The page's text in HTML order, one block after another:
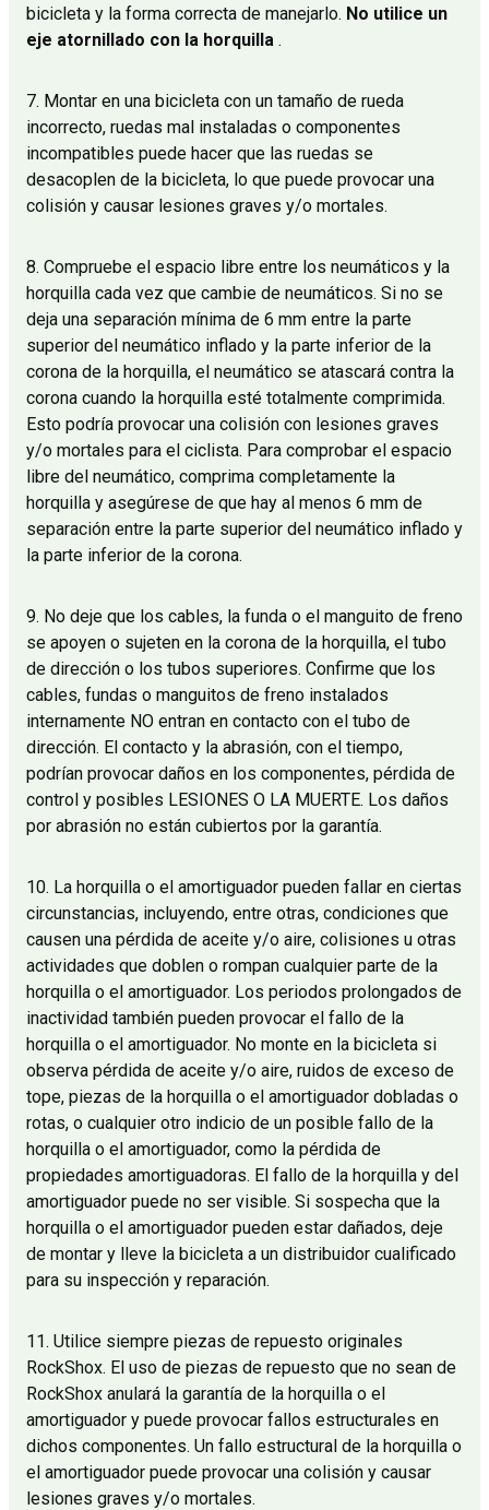
bicicleta y la forma correcta de manejarlo. No utilice un
eje atornillado con la horquilla .
7. Montar en una bicicleta con un tamaño de rueda
incorrecto, ruedas mal instaladas o componentes
incompatibles puede hacer que las ruedas se
desacoplen de la bicicleta, lo que puede provocar una
colisión y causar lesiones graves y/o mortales.
8. Compruebe el espacio libre entre los neumáticos y la
horquilla cada vez que cambie de neumáticos. Si no se
deja una separación mínima de 6 mm entre la parte
superior del neumático inflado y la parte inferior de la
corona de la horquilla, el neumático se atascará contra la
corona cuando la horquilla esté totalmente comprimida.
Esto podría provocar una colisión con lesiones graves
y/o mortales para el ciclista. Para comprobar el espacio
libre del neumático, comprima completamente la
horquilla y asegúrese de que hay al menos 6 mm de
separación entre la parte superior del neumático inflado y
la parte inferior de la corona.
9. No deje que los cables, la funda o el manguito de freno
se apoyen o sujeten en la corona de la horquilla, el tubo
de dirección o los tubos superiores. Confirme que los
cables, fundas o manguitos de freno instalados
internamente NO entran en contacto con el tubo de
dirección. El contacto y la abrasión, con el tiempo,
podrían provocar daños en los componentes, pérdida de
control y posibles LESIONES O LA MUERTE. Los daños
por abrasión no están cubiertos por la garantía.
10. La horquilla o el amortiguador pueden fallar en ciertas
circunstancias, incluyendo, entre otras, condiciones que
causen una pérdida de aceite y/o aire, colisiones u otras
actividades que doblen o rompan cualquier parte de la
horquilla o el amortiguador. Los periodos prolongados de
inactividad también pueden provocar el fallo de la
horquilla o el amortiguador. No monte en la bicicleta si
observa pérdida de aceite y/o aire, ruidos de exceso de
tope, piezas de la horquilla o el amortiguador dobladas o
rotas, o cualquier otro indicio de un posible fallo de la
horquilla o el amortiguador, como la pérdida de
propiedades amortiguadoras. El fallo de la horquilla y del
amortiguador puede no ser visible. Si sospecha que la
horquilla o el amortiguador pueden estar dañados, deje
de montar y lleve la bicicleta a un distribuidor cualificado
para su inspección y reparación.
11. Utilice siempre piezas de repuesto originales
RockShox. El uso de piezas de repuesto que no sean de
RockShox anulará la garantía de la horquilla o el
amortiguador y puede provocar fallos estructurales en
dichos componentes. Un fallo estructural de la horquilla o
el amortiguador puede provocar una colisión y causar
lesiones graves y/o mortales.